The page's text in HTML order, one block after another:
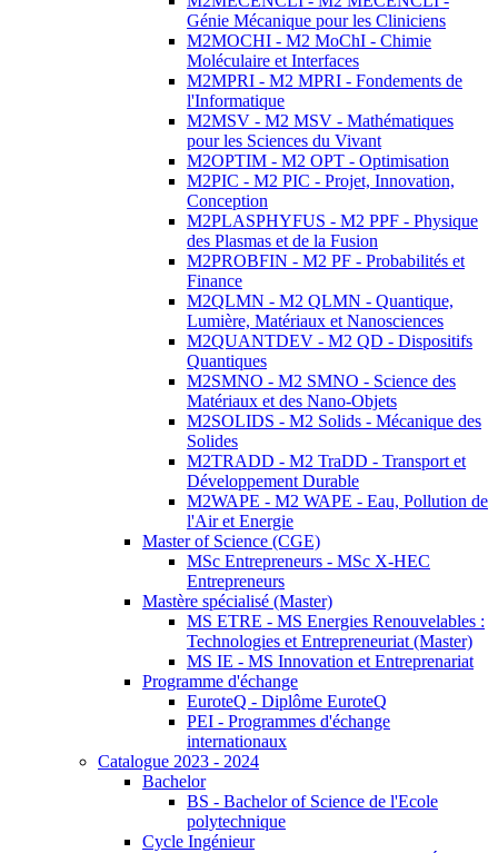
Génie Mécanique pour les Cliniciens
M2MOCHI - M2 MoChI - Chimie
Moléculaire et Interfaces
M2MPRI - M2 MPRI - Fondements de
l'Informatique
M2MSV - M2 MSV - Mathématiques
pour les Sciences du Vivant
M2OPTIM - M2 OPT - Optimisation
M2PIC - M2 PIC - Projet, Innovation,
Conception
M2PLASPHYFUS - M2 PPF - Physique
des Plasmas et de la Fusion
M2PROBFIN - M2 PF - Probabilités et
Finance
M2QLMN - M2 QLMN - Quantique,
Lumière, Matériaux et Nanosciences
M2QUANTDEV - M2 QD - Dispositifs
Quantiques
M2SMNO - M2 SMNO - Science des
Matériaux et des Nano-Objets
M2SOLIDS - M2 Solids - Mécanique des
Solides
M2TRADD - M2 TraDD - Transport et
Développement Durable
M2WAPE - M2 WAPE - Eau, Pollution de
l'Air et Energie
Master of Science (CGE)
MSc Entrepreneurs - MSc X-HEC
Entrepreneurs
Mastère spécialisé (Master)
MS ETRE - MS Energies Renouvelables :
Technologies et Entrepreneuriat (Master)
MS IE - MS Innovation et Entreprenariat
Programme d'échange
EuroteQ - Diplôme EuroteQ
PEI - Programmes d'échange
internationaux
Catalogue 2023 - 2024
Bachelor
BS - Bachelor of Science de l'Ecole
polytechnique
Cycle Ingénieur